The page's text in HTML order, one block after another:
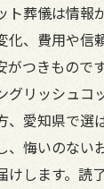
ト葬儀は情報
化、費用や信
つきもので
グリッシュコ
、愛知県で選
、悔いのない
けします。読